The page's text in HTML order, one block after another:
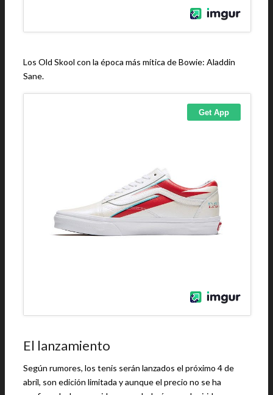
Los Old Skool con la época más mítica de Bowie: Aladdin
Sane.
El lanzamiento
Según rumores, los tenis serán lanzados el próximo 4 de
abril, son edición limitada y aunque el precio no se ha